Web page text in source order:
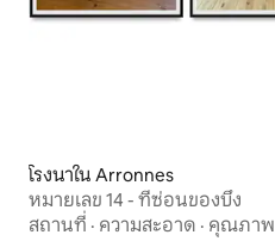
โรงนาใน Arronnes
หมายเลข 14 - ที่ซ่อนของบึง
สถานที่ · ความสะอาด · คุณภาพ